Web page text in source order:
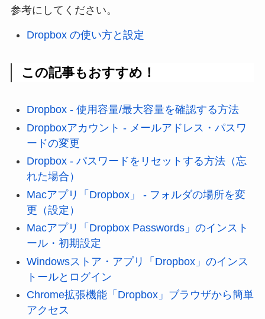
参考にしてください。
Dropbox の使い方と設定
この記事もおすすめ！
Dropbox - 使用容量/最大容量を確認する方法
Dropboxアカウント - メールアドレス・パスワ
ードの変更
Dropbox - パスワードをリセットする方法（忘
れた場合）
Macアプリ「Dropbox」 - フォルダの場所を変
更（設定）
Macアプリ「Dropbox Passwords」のインスト
ール・初期設定
Windowsストア・アプリ「Dropbox」のインス
トールとログイン
Chrome拡張機能「Dropbox」ブラウザから簡単
アクセス